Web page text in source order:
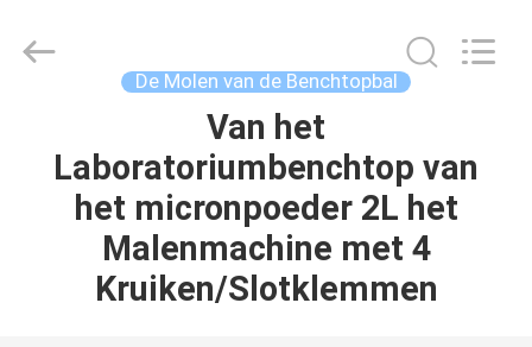
PRODUCTEN
ONGEVEER
Powder
Technology
De Molen van de Benchtopbal
Van het
Laboratoriumbenchtop van
het micronpoeder 2L het
Malenmachine met 4
Kruiken/Slotklemmen